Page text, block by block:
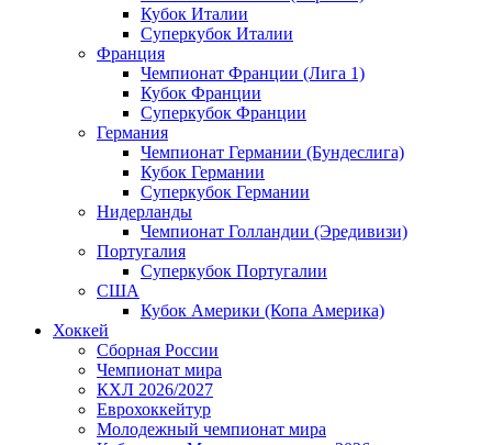
Кубок Италии
Суперкубок Италии
Франция
Чемпионат Франции (Лига 1)
Кубок Франции
Суперкубок Франции
Германия
Чемпионат Германии (Бундеслига)
Кубок Германии
Суперкубок Германии
Нидерланды
Чемпионат Голландии (Эредивизи)
Португалия
Суперкубок Португалии
США
Кубок Америки (Копа Америка)
Хоккей
Сборная России
Чемпионат мира
КХЛ 2026/2027
Еврохоккейтур
Молодежный чемпионат мира